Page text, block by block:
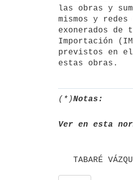
las obras y
mismos y
exonerados
Importación
previstos en
(*)Notas:
Ver en esta
TABARÉ